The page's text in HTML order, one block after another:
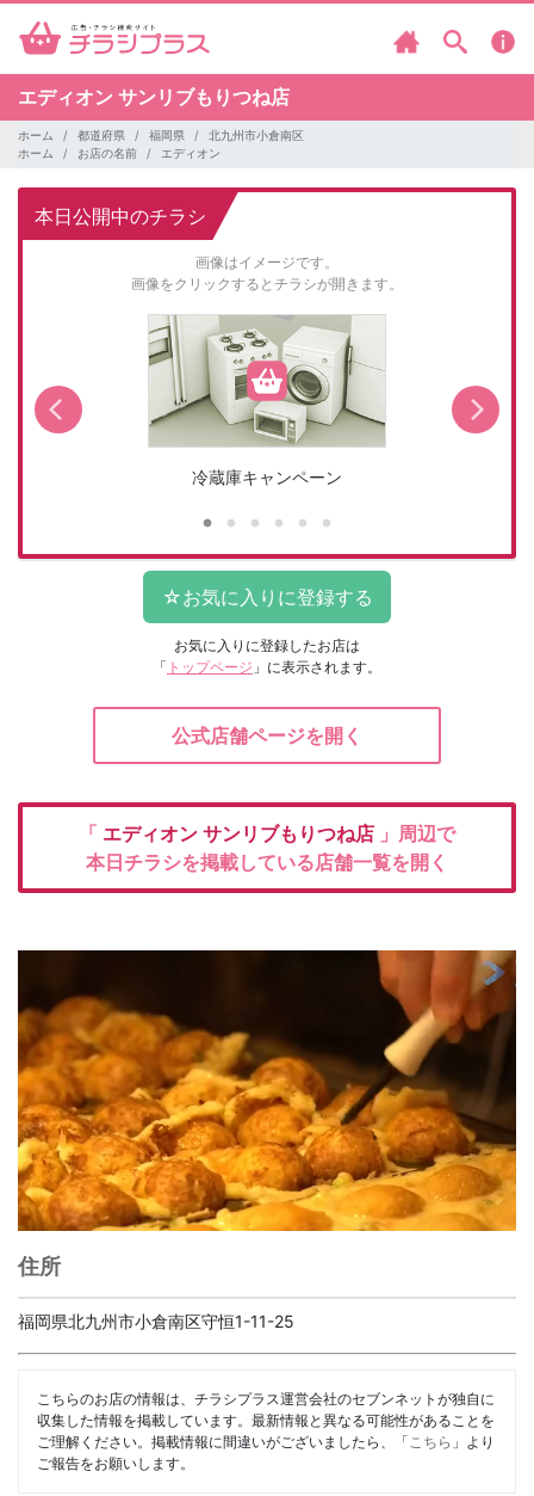
エディオン サンリブもりつね店
ホーム 都道府県 福岡県
北九州市小倉南区
ホーム
お店の名前 エディオン
本日公開中のチラシ
画像はイメージです。
画像をクリックするとチラシが開きます。
冷蔵庫キャンペーン
お気に入りに登録したお店は
「 トップページ 」に表示されます。
公式店舗ページを開く
「 エディオン サンリブもりつね店 」周辺で
本日チラシを掲載している店舗一覧を開く
住所
福岡県北九州市小倉南区守恒1-11-25
こちらのお店の情報は、チラシプラス運営会社のセブンネットが独自に
収集した情報を掲載しています。最新情報と異なる可能性があることを
ご理解ください。掲載情報に間違いがございましたら、「 こちら 」より
ご報告をお願いします。